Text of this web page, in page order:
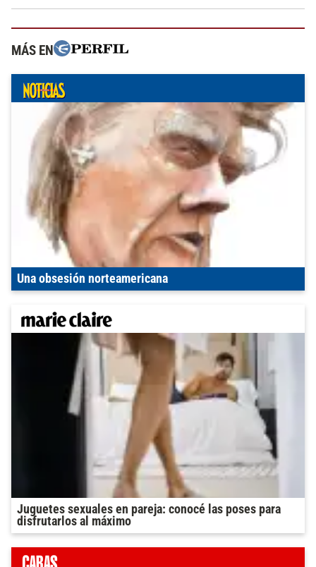
MÁS EN
Una obsesión norteamericana
Juguetes sexuales en pareja: conocé las poses para
disfrutarlos al máximo